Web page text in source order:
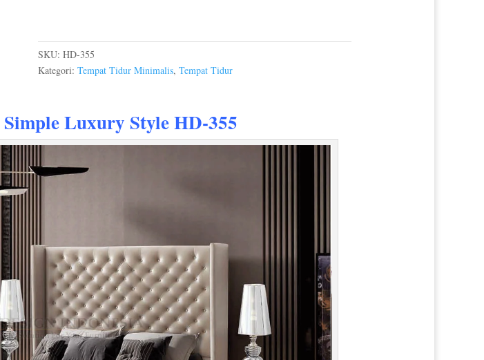
SKU:HD-355
Kategori:Tempat Tidur Minimalis,Tempat Tidur
Simple Luxury Style HD-355